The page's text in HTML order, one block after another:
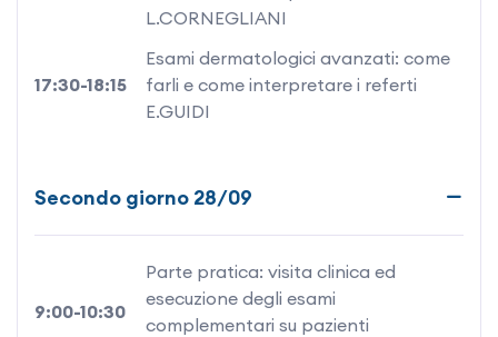
L.CORNEGLIANI
17:30-18:15
Esami dermatologici avanzati: come
farli e come interpretare i referti
E.GUIDI
Secondo giorno 28/09
9:00-10:30
Parte pratica: visita clinica ed
esecuzione degli esami
complementari su pazienti